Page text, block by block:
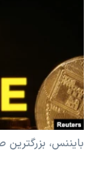
اقتصادی
علم و فناوری
اسرائیل در جنگ
گالری عکس
انتخابات ریاست
حمله جمهوری
رمز مهسا
ورزش زنان در
اعتراضات زن،
زبانهای
بایننس،